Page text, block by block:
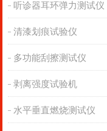
听诊器耳环弹力测试仪
清漆划痕试验仪
多功能刮擦测试仪
剥离强度试验机
水平垂直燃烧测试仪